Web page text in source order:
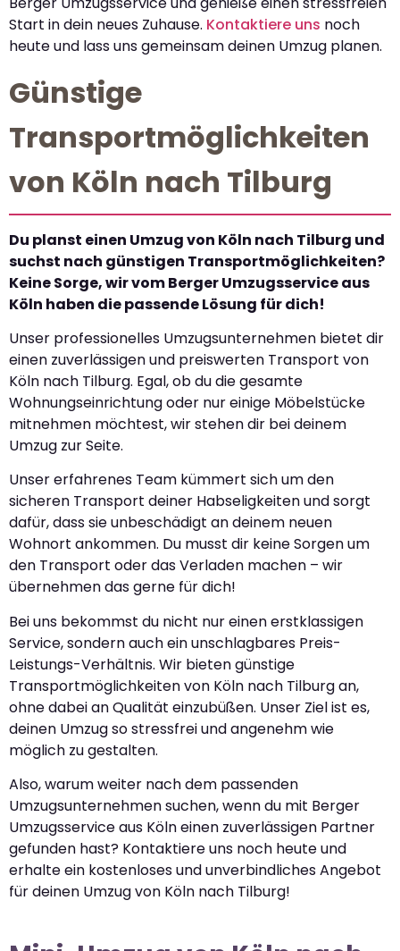
Start in dein neues Zuhause. Kontaktiere uns noch
heute und lass uns gemeinsam deinen Umzug planen.
Günstige
Transportmöglichkeiten
von Köln nach Tilburg
Du planst einen Umzug von Köln nach Tilburg und
suchst nach günstigen Transportmöglichkeiten?
Keine Sorge, wir vom Berger Umzugsservice aus
Köln haben die passende Lösung für dich!
Unser professionelles Umzugsunternehmen bietet dir
einen zuverlässigen und preiswerten Transport von
Köln nach Tilburg. Egal, ob du die gesamte
Wohnungseinrichtung oder nur einige Möbelstücke
mitnehmen möchtest, wir stehen dir bei deinem
Umzug zur Seite.
Unser erfahrenes Team kümmert sich um den
sicheren Transport deiner Habseligkeiten und sorgt
dafür, dass sie unbeschädigt an deinem neuen
Wohnort ankommen. Du musst dir keine Sorgen um
den Transport oder das Verladen machen – wir
übernehmen das gerne für dich!
Bei uns bekommst du nicht nur einen erstklassigen
Service, sondern auch ein unschlagbares Preis-
Leistungs-Verhältnis. Wir bieten günstige
Transportmöglichkeiten von Köln nach Tilburg an,
ohne dabei an Qualität einzubüßen. Unser Ziel ist es,
deinen Umzug so stressfrei und angenehm wie
möglich zu gestalten.
Also, warum weiter nach dem passenden
Umzugsunternehmen suchen, wenn du mit Berger
Umzugsservice aus Köln einen zuverlässigen Partner
gefunden hast? Kontaktiere uns noch heute und
erhalte ein kostenloses und unverbindliches Angebot
für deinen Umzug von Köln nach Tilburg!